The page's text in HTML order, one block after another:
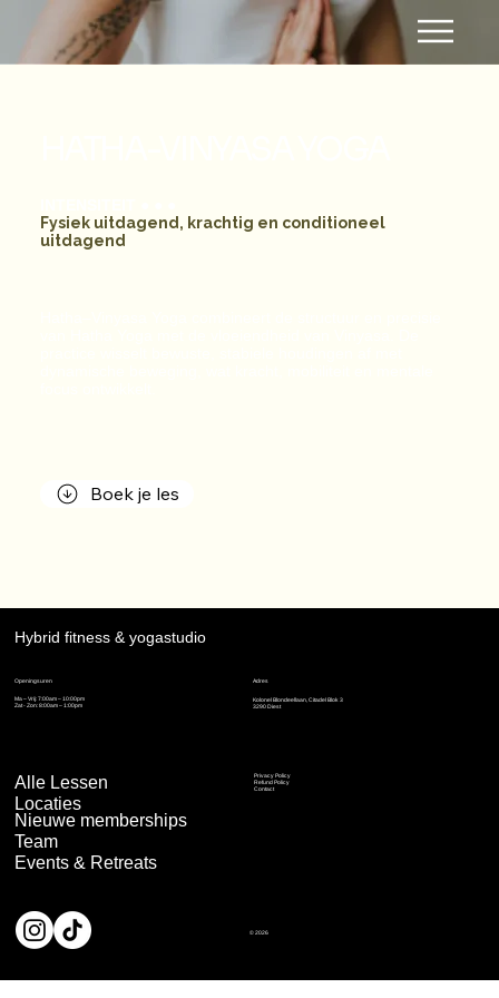
Fysiek uitdagend, krachtig en conditioneel
uitdagend
Boek je les
Hybrid fitness & yogastudio
Openingsuren
Ma – Vrij: 7:00am – 10:00pm
Zat - Zon: 8:00am – 1:00pm
Adres
Kolonel Blondeellaan, Citadel Blok 3
3290 Diest
Alle Lessen
Locaties
Nieuwe memberships
Team
Events & Retreats
Privacy Policy
Refund Policy
Contact
© 2026